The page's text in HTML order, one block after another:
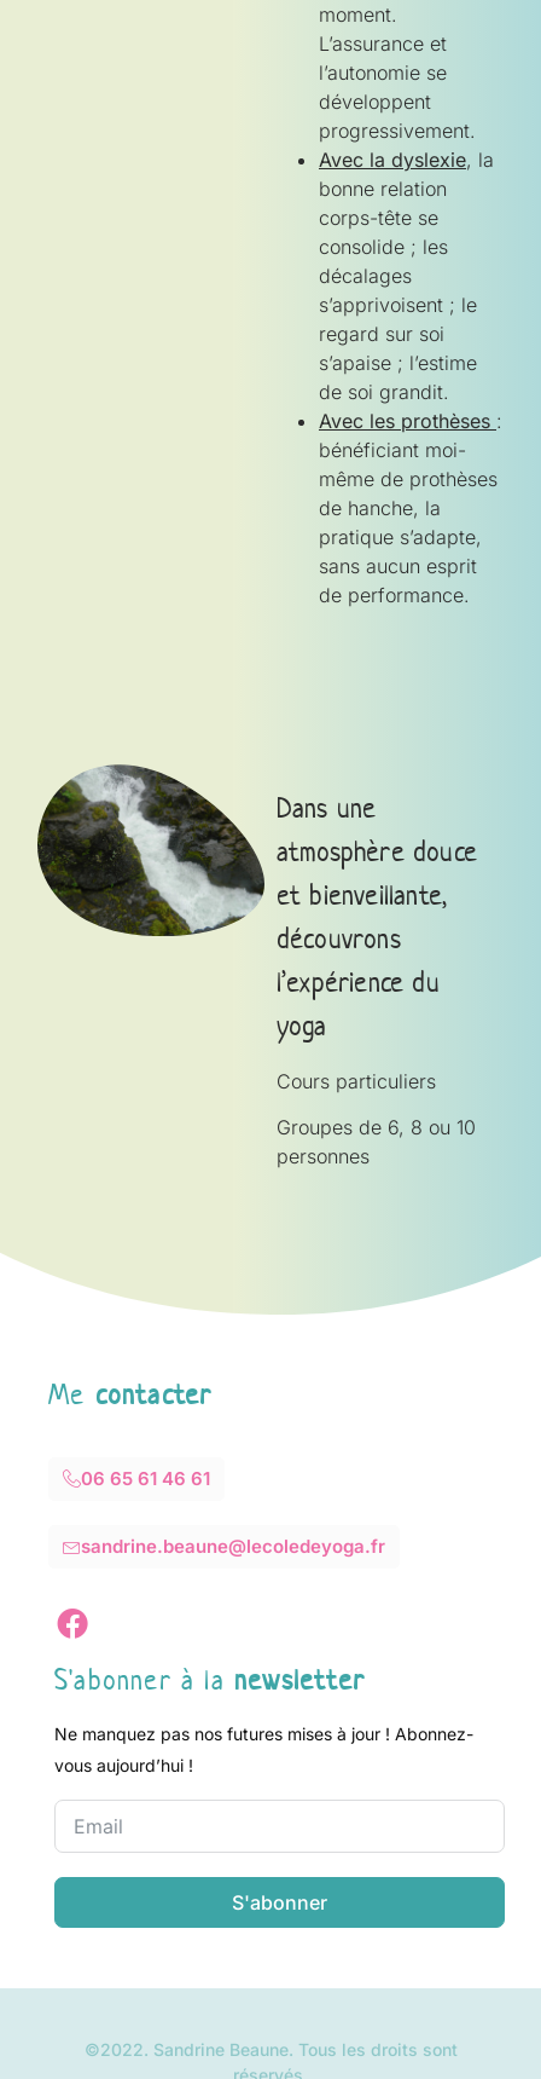
moment.
L’assurance et
l’autonomie se
développent
progressivement.
Avec la dyslexie, la
bonne relation
corps-tête se
consolide ; les
décalages
s’apprivoisent ; le
regard sur soi
s’apaise ; l’estime
de soi grandit.
Avec les prothèses :
bénéficiant moi-
même de prothèses
de hanche, la
pratique s’adapte,
sans aucun esprit
de performance.
Dans une
atmosphère douce
et bienveillante,
découvrons
l’expérience du
yoga
Cours particuliers
Groupes de 6, 8 ou 10
personnes
Me contacter
06 65 61 46 61
sandrine.beaune@lecoledeyoga.fr
S'abonner à la newsletter
Ne manquez pas nos futures mises à jour ! Abonnez-
vous aujourd’hui !
S'abonner
©2022. Sandrine Beaune. Tous les droits sont
réservés.